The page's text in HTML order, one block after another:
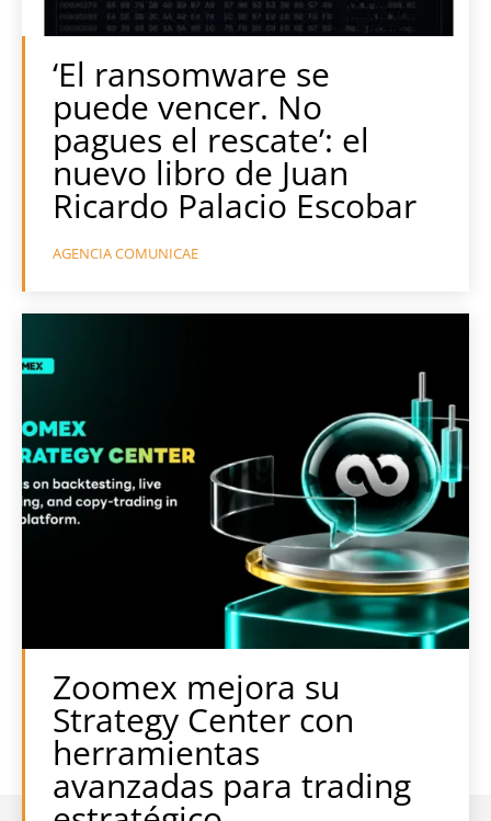
‘El ransomware se
puede vencer. No
pagues el rescate’: el
nuevo libro de Juan
Ricardo Palacio Escobar
AGENCIA COMUNICAE
Zoomex mejora su
Strategy Center con
herramientas
avanzadas para trading